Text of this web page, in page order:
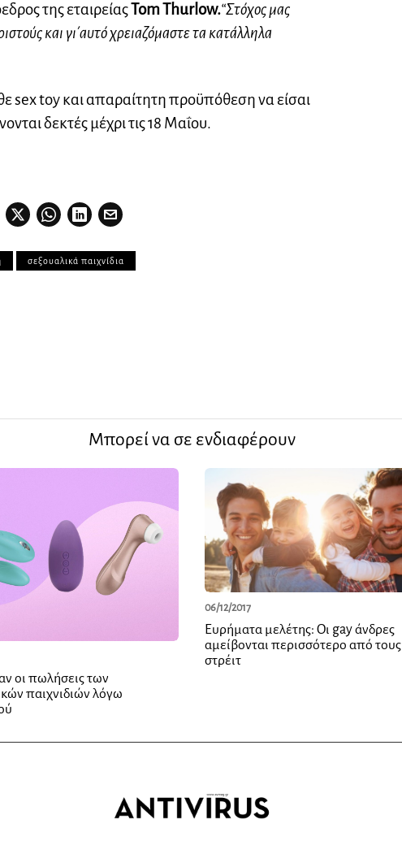
της εταιρείαςTom Thurlow.“Στόχος μας
και γι΄αυτό χρειαζόμαστε τα κατάλληλα
sex toy και απαραίτητη προϋπόθεση να είσαι
δεκτές μέχρι τις 18 Μαΐου.
σεξουαλικά παιχνίδια
Μπορεί να σε ενδιαφέρουν
οι πωλήσεις των
παιχνιδιών λόγω
06/12/2017
Ευρήματα μελέτης: Οι gay άνδρες
αμείβονται περισσότερο από τους
στρέιτ